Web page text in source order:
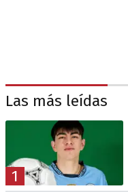
Las más leídas
1